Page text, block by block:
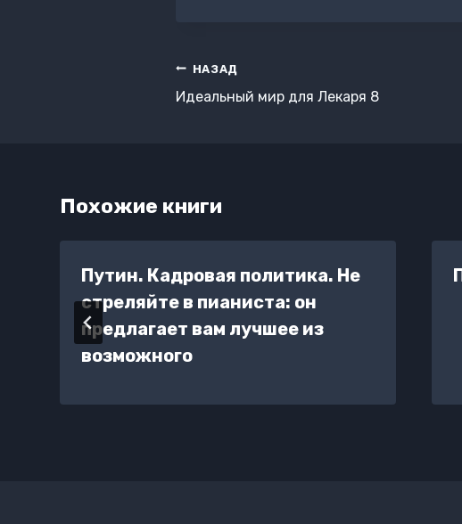
Навигация
по
НАЗАД
Идеальный мир для Лекаря 8
Похожие книги
Путин. Кадровая политика. Не
стреляйте в пианиста: он
предлагает вам лучшее из
возможного